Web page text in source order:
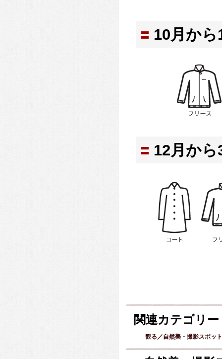
10月から
12月から
関連カテゴリー
観る／自然美・撮影スポット